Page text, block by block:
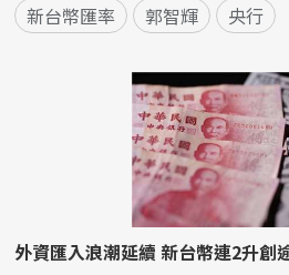
新台幣匯率 郭智輝 央行
外資匯入浪潮延續 新台幣